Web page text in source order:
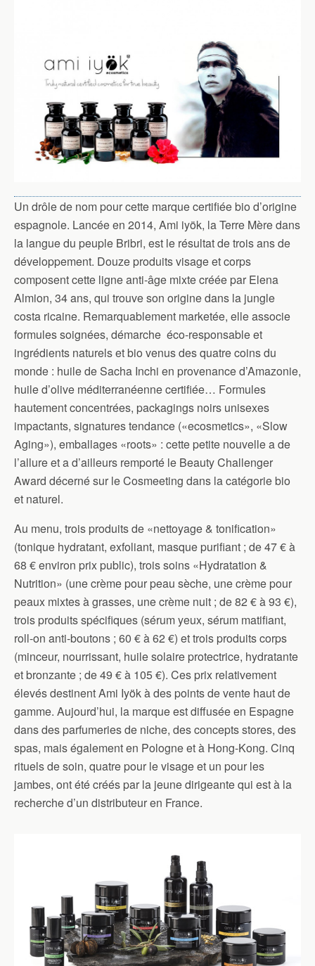
Un drôle de nom pour cette marque certifiée bio d’origine
espagnole. Lancée en 2014, Ami iyök, la Terre Mère dans
la langue du peuple Bribri, est le résultat de trois ans de
développement. Douze produits visage et corps
composent cette ligne anti-âge mixte créée par Elena
Almion, 34 ans, qui trouve son origine dans la jungle
costa ricaine. Remarquablement marketée, elle associe
formules soignées, démarche éco-responsable et
ingrédients naturels et bio venus des quatre coins du
monde : huile de Sacha Inchi en provenance d’Amazonie,
huile d’olive méditerranéenne certifiée… Formules
hautement concentrées, packagings noirs unisexes
impactants, signatures tendance («ecosmetics», «Slow
Aging»), emballages «roots» : cette petite nouvelle a de
l’allure et a d’ailleurs remporté le Beauty Challenger
Award décerné sur le Cosmeeting dans la catégorie bio
et naturel.
Au menu, trois produits de «nettoyage & tonification»
(tonique hydratant, exfoliant, masque purifiant ; de 47 € à
68 € environ prix public), trois soins «Hydratation &
Nutrition» (une crème pour peau sèche, une crème pour
peaux mixtes à grasses, une crème nuit ; de 82 € à 93 €),
trois produits spécifiques (sérum yeux, sérum matifiant,
roll-on anti-boutons ; 60 € à 62 €) et trois produits corps
(minceur, nourrissant, huile solaire protectrice, hydratante
et bronzante ; de 49 € à 105 €). Ces prix relativement
élevés destinent Ami Iyök à des points de vente haut de
gamme. Aujourd’hui, la marque est diffusée en Espagne
dans des parfumeries de niche, des concepts stores, des
spas, mais également en Pologne et à Hong-Kong. Cinq
rituels de soin, quatre pour le visage et un pour les
jambes, ont été créés par la jeune dirigeante qui est à la
recherche d’un distributeur en France.